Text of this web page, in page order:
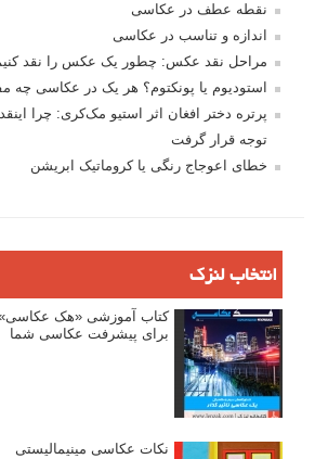
نقطه عطف در عکاسی
اندازه و تناسب در عکاسی
مراحل نقد عکس: چطور یک عکس را نقد
استودیوم یا پونکتوم؟ هر یک در عکاسی چه
پرتره دختر افغان اثر استیو مک‌کری: چرا
توجه قرار گرفت
خطای اعوجاج رنگی یا کروماتیک ابریشن
انتخاب لنزک
کتاب آموزشی «هک
برای پیشرفت عکاسی شما
نکات عکاسی مینیمالیستی